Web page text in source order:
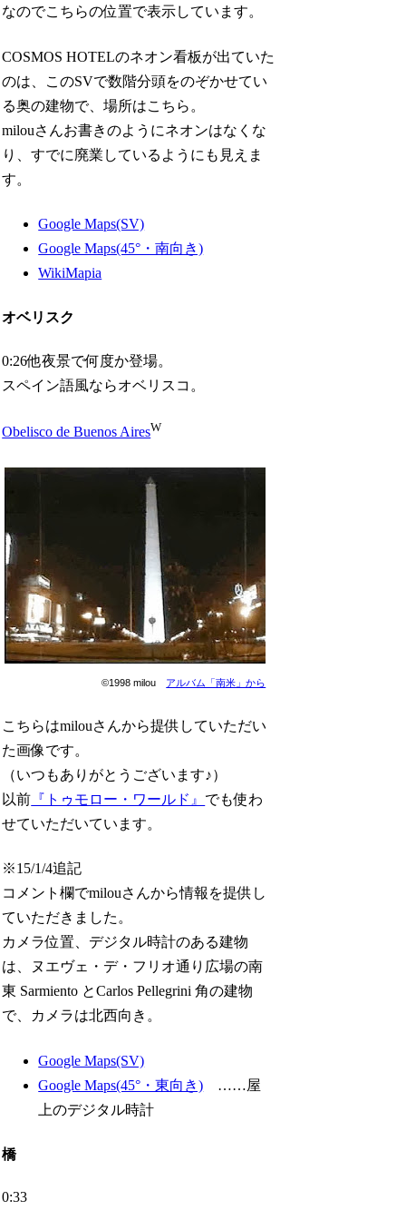
なのでこちらの位置で表示しています。
COSMOS HOTELのネオン看板が出ていた
のは、このSVで数階分頭をのぞかせてい
る奥の建物で、場所はこちら。
milouさんお書きのようにネオンはなくな
り、すでに廃業しているようにも見えま
す。
Google Maps(SV)
Google Maps(45°・南向き)
WikiMapia
オベリスク
0:26他夜景で何度か登場。
スペイン語風ならオベリスコ。
Obelisco de Buenos AiresW
©1998 milou アルバム「南米」から
こちらはmilouさんから提供していただい
た画像です。
（いつもありがとうございます♪）
以前 『トゥモロー・ワールド』 でも使わ
せていただいています。
※15/1/4追記
コメント欄でmilouさんから情報を提供し
ていただきました。
カメラ位置、デジタル時計のある建物
は、ヌエヴェ・デ・フリオ通り広場の南
東 Sarmiento とCarlos Pellegrini 角の建物
で、カメラは北西向き。
Google Maps(SV)
Google Maps(45°・東向き) ……屋
上のデジタル時計
橋
0:33